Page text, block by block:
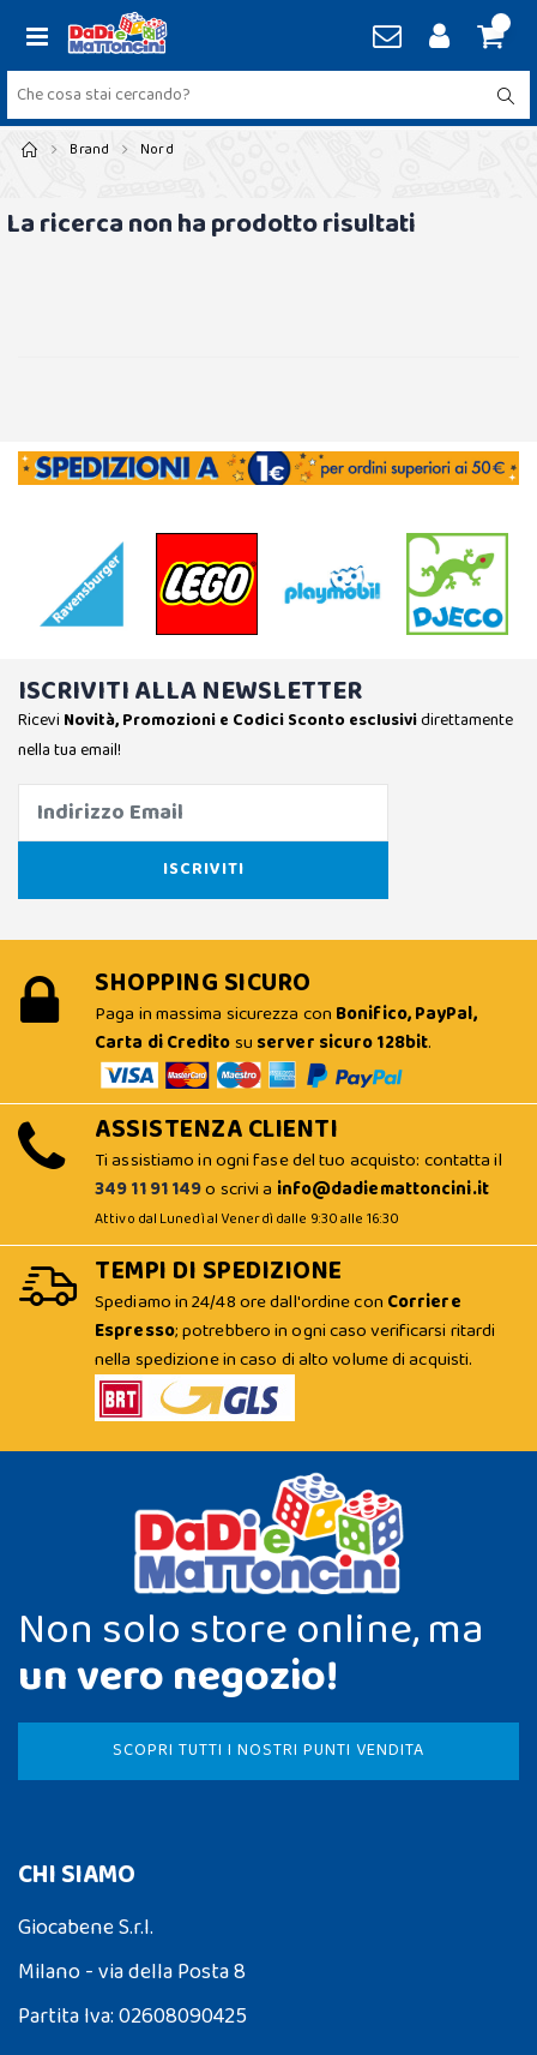
Brand Nord
La ricerca non ha prodotto risultati
ISCRIVITI ALLA NEWSLETTER
Ricevi Novità, Promozioni e Codici Sconto esclusividirettamente
nella tua email!
SHOPPING SICURO
Paga in massima sicurezza con Bonifico, PayPal,
Carta di Creditosu server sicuro 128bit.
ASSISTENZA CLIENTI
Ti assistiamo in ogni fase del tuo acquisto: contatta il
349 11 91 149o scrivi a info@dadiemattoncini.it
Attivo dal Lunedì al Venerdì dalle 9:30 alle 16:30
TEMPI DI SPEDIZIONE
Spediamo in 24/48 ore dall'ordine con Corriere
Espresso; potrebbero in ogni caso verificarsi ritardi
nella spedizione in caso di alto volume di acquisti.
Non solo store online, ma
un vero negozio!
SCOPRI TUTTI I NOSTRI PUNTI VENDITA
CHI SIAMO
Giocabene S.r.l.
Milano - via della Posta 8
Partita Iva: 02608090425